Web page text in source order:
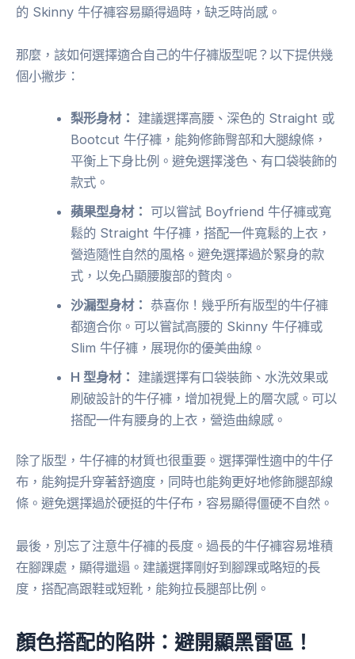
的 Skinny 牛仔褲容易顯得過時，缺乏時尚感。
那麼，該如何選擇適合自己的牛仔褲版型呢？以下提供幾
個小撇步：
梨形身材： 建議選擇高腰、深色的 Straight 或
Bootcut 牛仔褲，能夠修飾臀部和大腿線條，
平衡上下身比例。避免選擇淺色、有口袋裝飾的
款式。
蘋果型身材： 可以嘗試 Boyfriend 牛仔褲或寬
鬆的 Straight 牛仔褲，搭配一件寬鬆的上衣，
營造隨性自然的風格。避免選擇過於緊身的款
式，以免凸顯腰腹部的贅肉。
沙漏型身材： 恭喜你！幾乎所有版型的牛仔褲
都適合你。可以嘗試高腰的 Skinny 牛仔褲或
Slim 牛仔褲，展現你的優美曲線。
H 型身材： 建議選擇有口袋裝飾、水洗效果或
刷破設計的牛仔褲，增加視覺上的層次感。可以
搭配一件有腰身的上衣，營造曲線感。
除了版型，牛仔褲的材質也很重要。選擇彈性適中的牛仔
布，能夠提升穿著舒適度，同時也能夠更好地修飾腿部線
條。避免選擇過於硬挺的牛仔布，容易顯得僵硬不自然。
最後，別忘了注意牛仔褲的長度。過長的牛仔褲容易堆積
在腳踝處，顯得邋遢。建議選擇剛好到腳踝或略短的長
度，搭配高跟鞋或短靴，能夠拉長腿部比例。
顏色搭配的陷阱：避開顯黑雷區！